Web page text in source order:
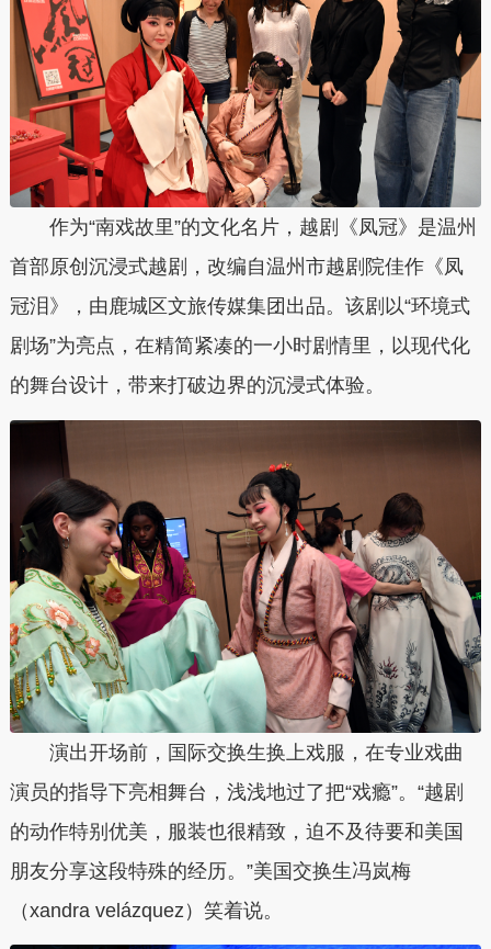
作为“南戏故里”的文化名片，越剧《凤冠》是温州
首部原创沉浸式越剧，改编自温州市越剧院佳作《凤
冠泪》，由鹿城区文旅传媒集团出品。该剧以“环境式
剧场”为亮点，在精简紧凑的一小时剧情里，以现代化
的舞台设计，带来打破边界的沉浸式体验。
演出开场前，国际交换生换上戏服，在专业戏曲
演员的指导下亮相舞台，浅浅地过了把“戏瘾”。“越剧
的动作特别优美，服装也很精致，迫不及待要和美国
朋友分享这段特殊的经历。”美国交换生冯岚梅
（xandra velázquez）笑着说。